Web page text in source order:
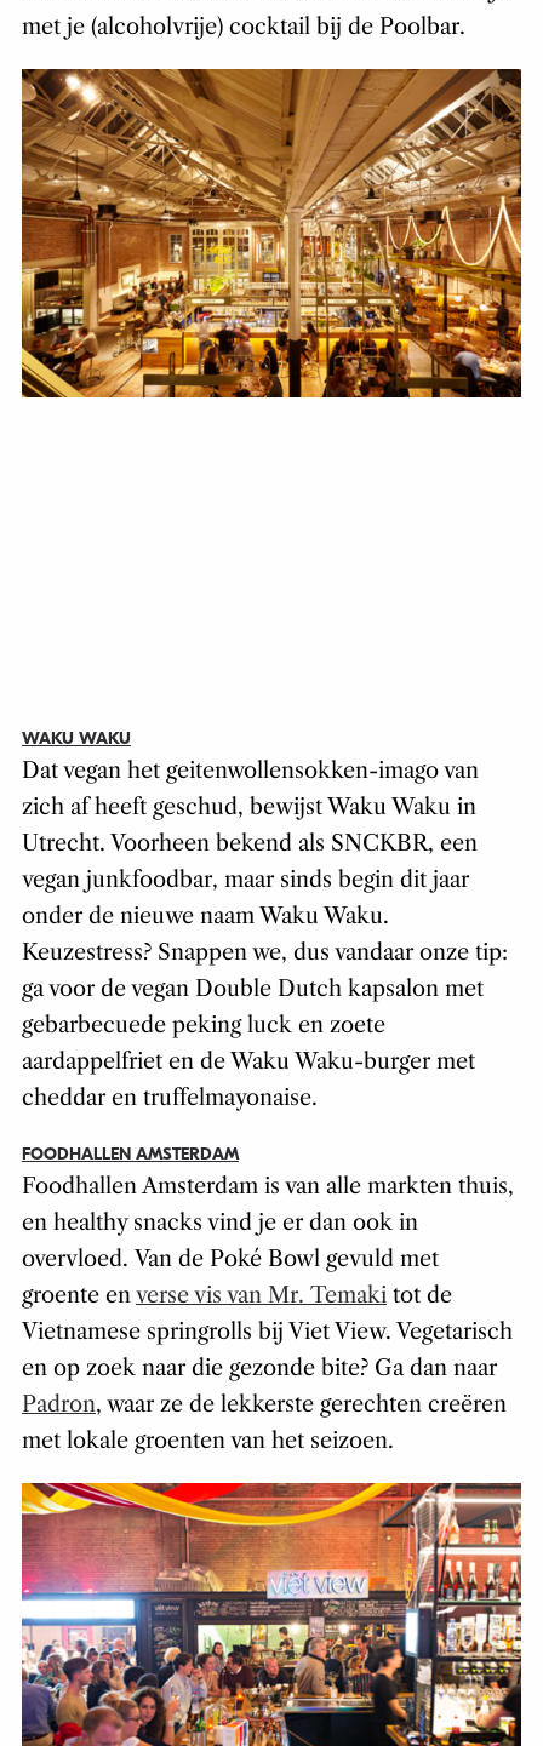
met je (alcoholvrije) cocktail bij de Poolbar.
WAKU WAKU
Dat vegan het geitenwollensokken-imago van
zich af heeft geschud, bewijst Waku Waku in
Utrecht. Voorheen bekend als SNCKBR, een
vegan junkfoodbar, maar sinds begin dit jaar
onder de nieuwe naam Waku Waku.
Keuzestress? Snappen we, dus vandaar onze tip:
ga voor de vegan Double Dutch kapsalon met
gebarbecuede peking luck en zoete
aardappelfriet en de Waku Waku-burger met
cheddar en truffelmayonaise.
FOODHALLEN AMSTERDAM
Foodhallen Amsterdam is van alle markten thuis,
en healthy snacks vind je er dan ook in
overvloed. Van de Poké Bowl gevuld met
groente enverse vis van Mr. Temakitot de
Vietnamese springrolls bij Viet View. Vegetarisch
en op zoek naar die gezonde bite? Ga dan naar
Padron, waar ze de lekkerste gerechten creëren
met lokale groenten van het seizoen.